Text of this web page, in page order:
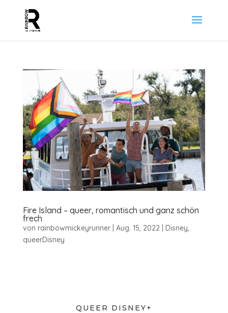
Fire Island – queer, romantisch und ganz schön
frech
von rainbowmickeyrunner| Aug. 15, 2022| Disney,
queerDisney
QUEER DISNEY+